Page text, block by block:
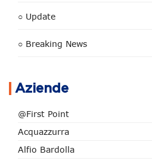
○ Update
○ Breaking News
Aziende
@First Point
Acquazzurra
Alfio Bardolla